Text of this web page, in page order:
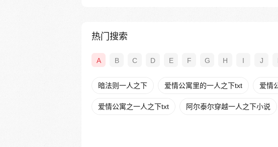
热门搜索
A B C D E F G H I J
暗法则一人之下 爱情公寓里的一人之下txt 爱情
爱情公寓之一人之下txt 阿尔泰尔穿越一人之下小说